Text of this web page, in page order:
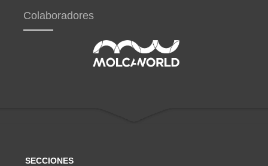
Colaboradores
SECCIONES